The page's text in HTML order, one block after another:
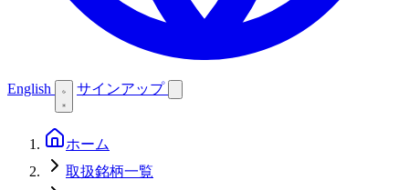
English サインアップ
ホーム
取扱銘柄一覧